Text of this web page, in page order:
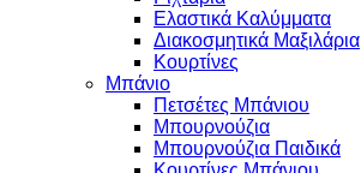
Ελαστικά Καλύμματα
Διακοσμητικά Μαξιλάρια
Κουρτίνες
Μπάνιο
Πετσέτες Μπάνιου
Μπουρνούζια
Μπουρνούζια Παιδικά